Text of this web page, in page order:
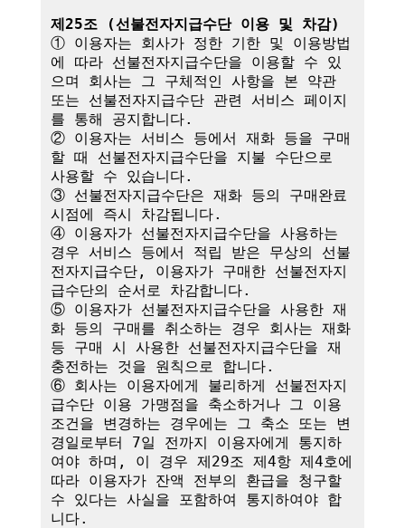
제25조 (선불전자지급수단 이용 및 차감)
① 이용자는 회사가 정한 기한 및 이용방법
에 따라 선불전자지급수단을 이용할 수 있
으며 회사는 그 구체적인 사항을 본 약관
또는 선불전자지급수단 관련 서비스 페이지
를 통해 공지합니다.
② 이용자는 서비스 등에서 재화 등을 구매
할 때 선불전자지급수단을 지불 수단으로
사용할 수 있습니다.
③ 선불전자지급수단은 재화 등의 구매완료
시점에 즉시 차감됩니다.
④ 이용자가 선불전자지급수단을 사용하는
경우 서비스 등에서 적립 받은 무상의 선불
전자지급수단, 이용자가 구매한 선불전자지
급수단의 순서로 차감합니다.
⑤ 이용자가 선불전자지급수단을 사용한 재
화 등의 구매를 취소하는 경우 회사는 재화
등 구매 시 사용한 선불전자지급수단을 재
충전하는 것을 원칙으로 합니다.
⑥ 회사는 이용자에게 불리하게 선불전자지
급수단 이용 가맹점을 축소하거나 그 이용
조건을 변경하는 경우에는 그 축소 또는 변
경일로부터 7일 전까지 이용자에게 통지하
여야 하며, 이 경우 제29조 제4항 제4호에
따라 이용자가 잔액 전부의 환급을 청구할
수 있다는 사실을 포함하여 통지하여야 합
니다.